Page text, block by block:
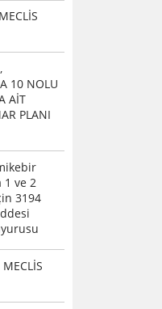
10 NOLU
AİT
PLANI
ve 2
3194